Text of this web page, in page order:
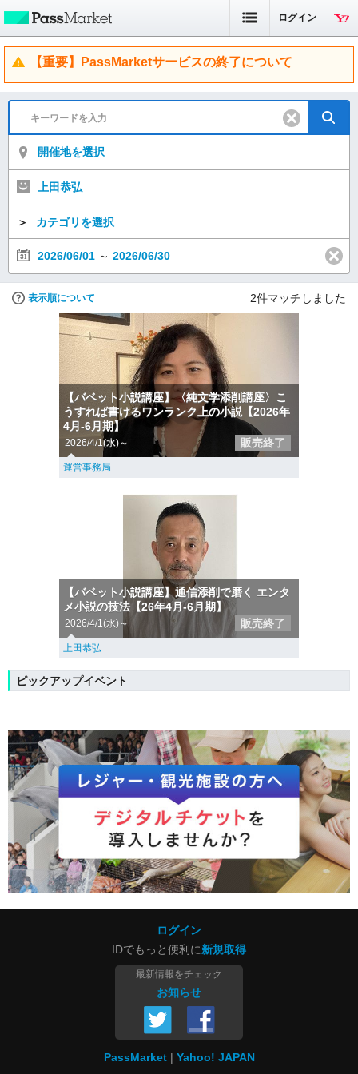
ログイン
【重要】PassMarketサービスの終了について
開催地を選択
上田恭弘
＞ カテゴリを選択
2026/06/01 ～ 2026/06/30
表示順について 2件マッチしました
【バベット小説講座】〈純文学添削講座〉こ
うすれば書けるワンランク上の小説【2026年
4月-6月期】
2026/4/1(水)～ 販売終了
運営事務局
【バベット小説講座】通信添削で磨く エンタ
メ小説の技法【26年4月-6月期】
2026/4/1(水)～ 販売終了
上田恭弘
ピックアップイベント
ログイン
IDでもっと便利に新規取得
最新情報をチェック
お知らせ
PassMarket Yahoo! JAPAN